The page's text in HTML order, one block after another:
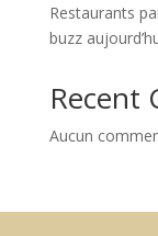
Restaurants
buzz
Recent
Aucun